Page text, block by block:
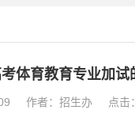
体育教育专业加试
作者：招生办 点击：